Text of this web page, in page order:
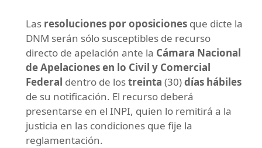
Las resoluciones por oposiciones que dicte la
DNM serán sólo susceptibles de recurso
directo de apelación ante la Cámara Nacional
de Apelaciones en lo Civil y Comercial
Federal dentro de lostreinta (30)días hábiles
de su notificación. El recurso deberá
presentarse en el INPI, quien lo remitirá a la
justicia en las condiciones que fije la
reglamentación.